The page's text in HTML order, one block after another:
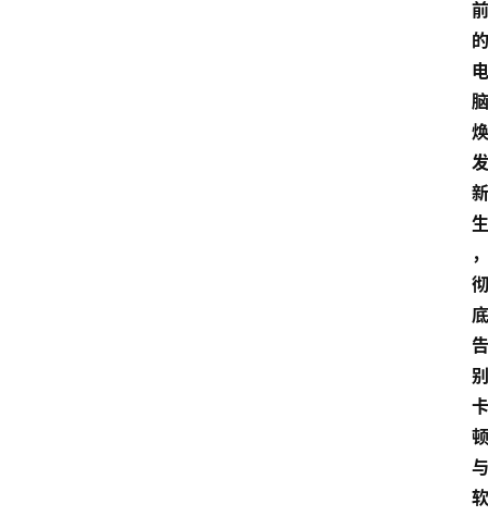
前
的
电
脑
焕
发
新
生
，
彻
底
告
别
卡
顿
与
软